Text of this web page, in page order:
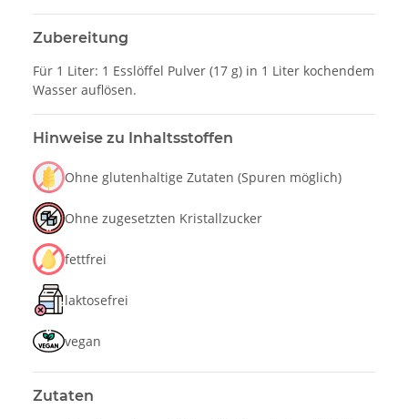
Zubereitung
Für 1 Liter: 1 Esslöffel Pulver (17 g) in 1 Liter kochendem
Wasser auflösen.
Hinweise zu Inhaltsstoffen
Ohne glutenhaltige Zutaten (Spuren möglich)
Ohne zugesetzten Kristallzucker
fettfrei
laktosefrei
vegan
Zutaten